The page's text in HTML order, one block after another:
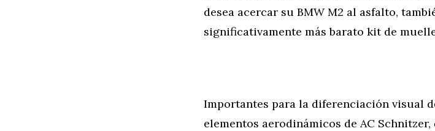
desea acercar su BMW M2 al asfalto,
significativamente más barato kit de
Importantes para la diferenciación visual
elementos aerodinámicos de AC